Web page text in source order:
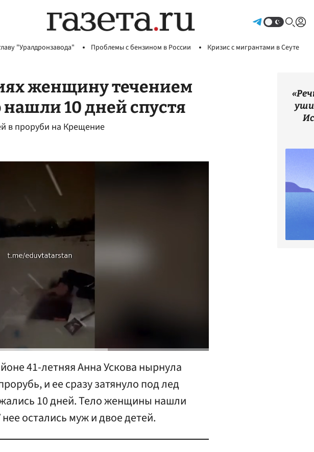
"Уралдронзавода" Проблемы с бензином в России Кризис с мигрантами в Сеуте
женщину течением
нашли 10 дней спустя
в проруби на Крещение
41-летняя Анна Ускова нырнула
и ее сразу затянуло под лед
10 дней. Тело женщины нашли
остались муж и двое детей.